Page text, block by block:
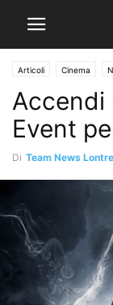
Articoli Cinema
Accendi
Event
Di Team News Lontre